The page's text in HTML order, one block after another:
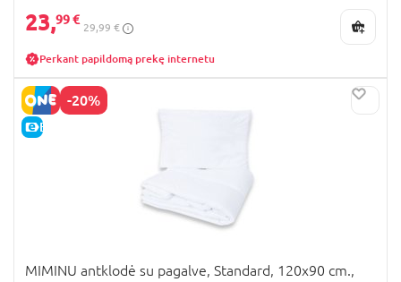
23,99 €
29,99 €
Perkant papildomą prekę internetu
-20%
E-KAINA
MIMINU antklodė su pagalve, Standard, 120x90 cm.,